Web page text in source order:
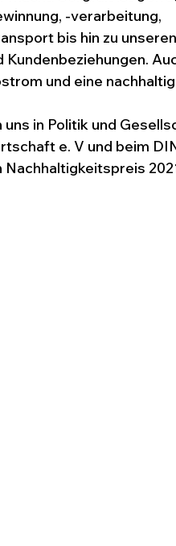
-verarbeitung,
bis hin zu unseren
und eine
in Politik und
e. V und beim
Nachhaltigkeitspreis